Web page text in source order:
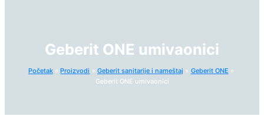
Geberit ONE umivaonici
Početak Proizvodi Geberit sanitarije i nameštaj
Geberit ONE
Geberit ONE umivaonici